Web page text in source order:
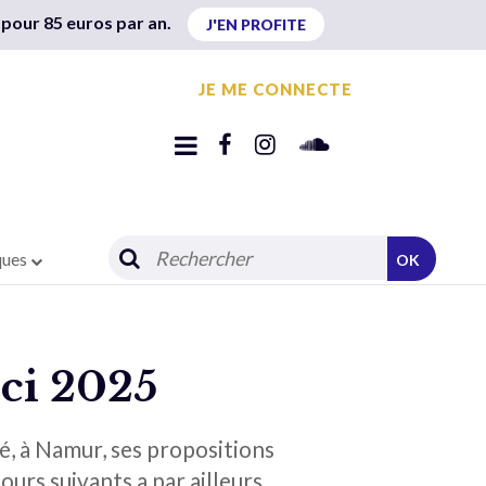
85 euros par an. J'EN PROFITE
JE ME CONNECTE
OK
2025
à Namur, ses propositions
suivants a par ailleurs